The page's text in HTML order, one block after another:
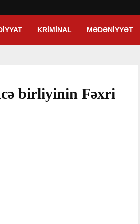
KRIMINAL MƏDƏNIYYƏT
birliyinin Fəxri